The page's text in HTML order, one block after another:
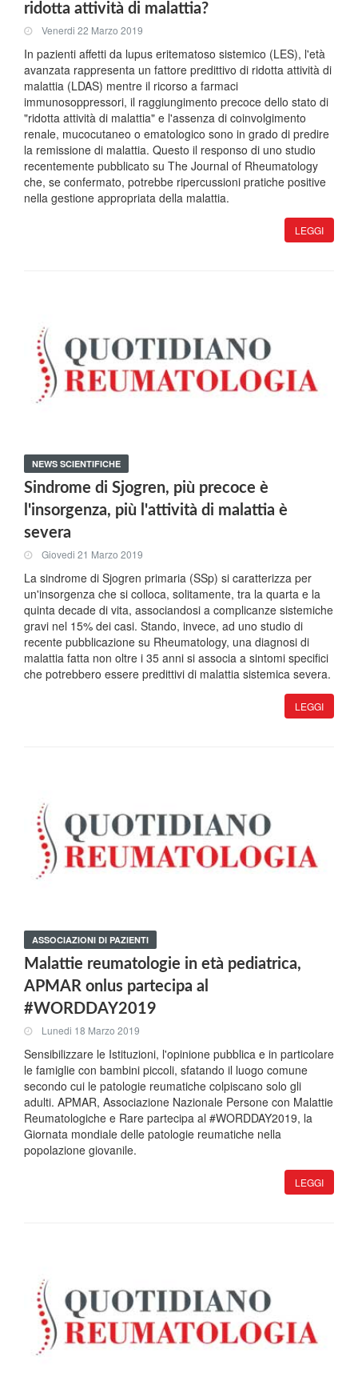
ridotta attività di malattia?
Venerdi 22 Marzo 2019
In pazienti affetti da lupus eritematoso sistemico (LES), l'età
avanzata rappresenta un fattore predittivo di ridotta attività di
malattia (LDAS) mentre il ricorso a farmaci
immunosoppressori, il raggiungimento precoce dello stato di
"ridotta attività di malattia" e l'assenza di coinvolgimento
renale, mucocutaneo o ematologico sono in grado di predire
la remissione di malattia. Questo il responso di uno studio
recentemente pubblicato su The Journal of Rheumatology
che, se confermato, potrebbe ripercussioni pratiche positive
nella gestione appropriata della malattia.
LEGGI
NEWS SCIENTIFICHE
Sindrome di Sjogren, più precoce è
l'insorgenza, più l'attività di malattia è
severa
Giovedi 21 Marzo 2019
La sindrome di Sjogren primaria (SSp) si caratterizza per
un'insorgenza che si colloca, solitamente, tra la quarta e la
quinta decade di vita, associandosi a complicanze sistemiche
gravi nel 15% dei casi. Stando, invece, ad uno studio di
recente pubblicazione su Rheumatology, una diagnosi di
malattia fatta non oltre i 35 anni si associa a sintomi specifici
che potrebbero essere predittivi di malattia sistemica severa.
LEGGI
ASSOCIAZIONI DI PAZIENTI
Malattie reumatologie in età pediatrica,
APMAR onlus partecipa al
#WORDDAY2019
Lunedi 18 Marzo 2019
Sensibilizzare le Istituzioni, l'opinione pubblica e in particolare
le famiglie con bambini piccoli, sfatando il luogo comune
secondo cui le patologie reumatiche colpiscano solo gli
adulti. APMAR, Associazione Nazionale Persone con Malattie
Reumatologiche e Rare partecipa al #WORDDAY2019, la
Giornata mondiale delle patologie reumatiche nella
popolazione giovanile.
LEGGI